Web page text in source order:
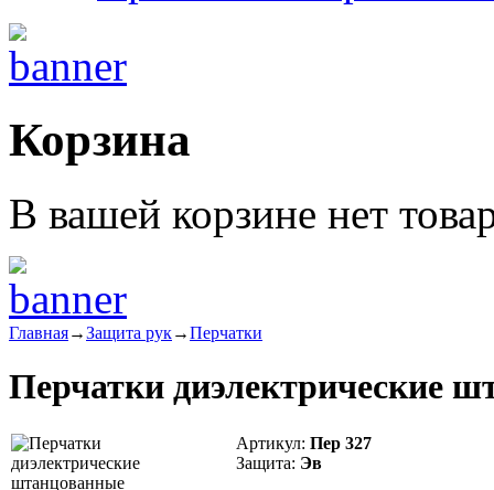
Корзина
В вашей корзине нет
Главная→Защита рук→Перчатки
Перчатки диэлектрические
Артикул: Пер 327
Защита: Эв